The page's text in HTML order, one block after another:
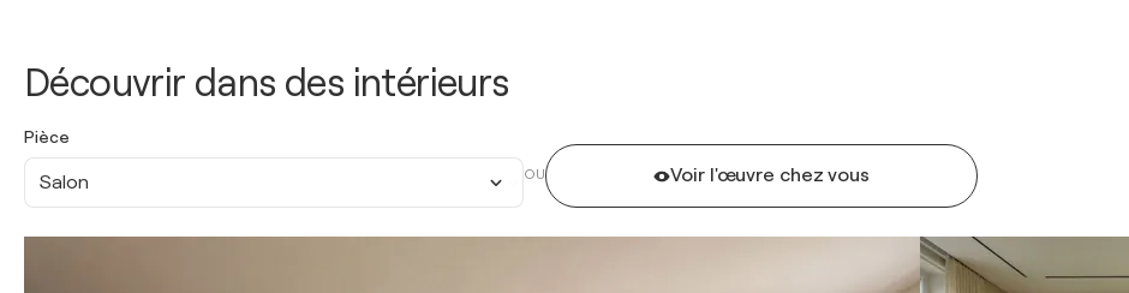
Découvrir dans des intérieurs
Pièce
Salon OU Voir l'œuvre chez vous